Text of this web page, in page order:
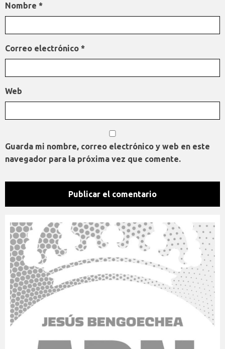
Nombre *
Correo electrónico *
Web
Guarda mi nombre, correo electrónico y web en este
navegador para la próxima vez que comente.